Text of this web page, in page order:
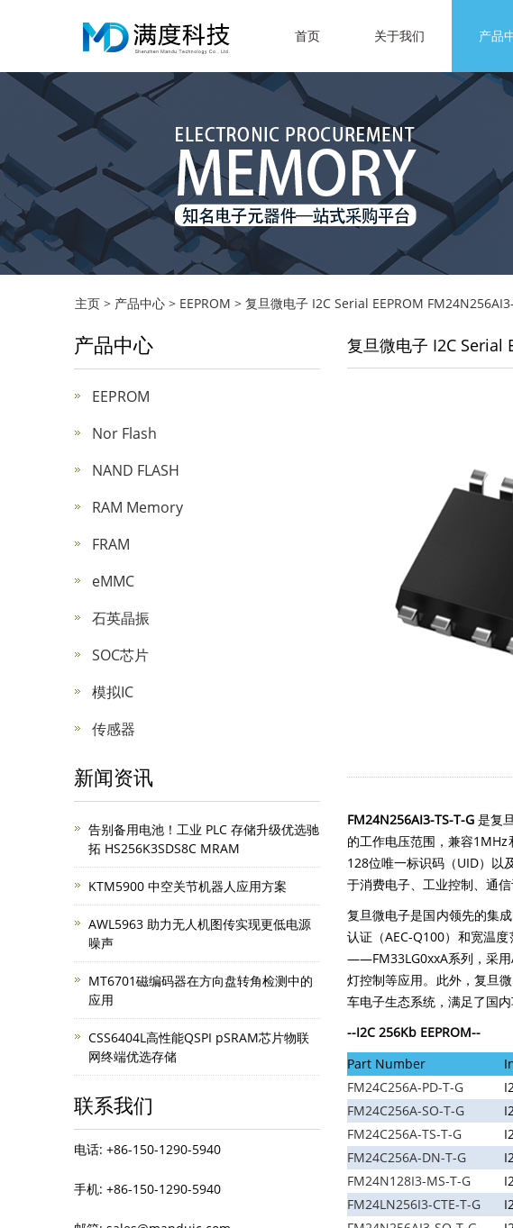
首页 关于我们 产品
主页 > 产品中心 > EEPROM > 复旦微电子 I2C Serial EEPROM
复旦微电子 I2C Serial
FM24N256AI3-TS-T-G是复
的工作电压范围，兼容
128位唯一标识码（UID）以
于消费电子、工业控制、通信
复旦微电子是国内领先的集
认证（AEC-Q100）和宽温
——FM33LG0xxA系列，采用
灯控制等应用。此外，复旦
车电子生态系统，满足了国
--I2C 256KbEEPROM--
Part Number
FM24C256A-PD-T-G
FM24C256A-SO-T-G
FM24C256A-TS-T-G
FM24C256A-DN-T-G
FM24N128I3-MS-T-G
FM24LN256I3-CTE-T-G
产品中心
EEPROM
Nor Flash
NAND FLASH
RAM Memory
FRAM
eMMC
石英晶振
SOC芯片
模拟IC
传感器
新闻资讯
告别备用电池！工业 PLC 存储升级优选驰
拓 HS256K3SDS8C MRAM
KTM5900 中空关节机器人应用方案
AWL5963 助力无人机图传实现更低电源
噪声
MT6701磁编码器在方向盘转角检测中的
应用
CSS6404L高性能QSPI pSRAM芯片物联
网终端优选存储
联系我们
电话: +86-150-1290-5940
手机: +86-150-1290-5940